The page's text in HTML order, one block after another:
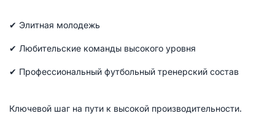
✔ Элитная молодежь
✔ Любительские команды высокого уровня
✔ Профессиональный футбольный тренерский состав
Ключевой шаг на пути к высокой производительности.